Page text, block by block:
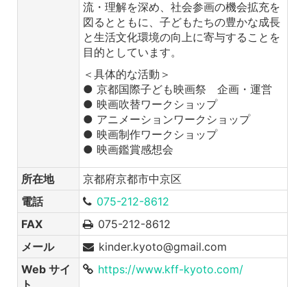
流・理解を深め、社会参画の機会拡充を
図るとともに、子どもたちの豊かな成長
と生活文化環境の向上に寄与することを
目的としています。
＜具体的な活動＞
● 京都国際子ども映画祭 企画・運営
● 映画吹替ワークショップ
● アニメーションワークショップ
● 映画制作ワークショップ
● 映画鑑賞感想会
所在地
京都府京都市中京区
電話
075-212-8612
FAX
075-212-8612
メール
kinder.kyoto@gmail.com
Web サイ
https://www.kff-kyoto.com/